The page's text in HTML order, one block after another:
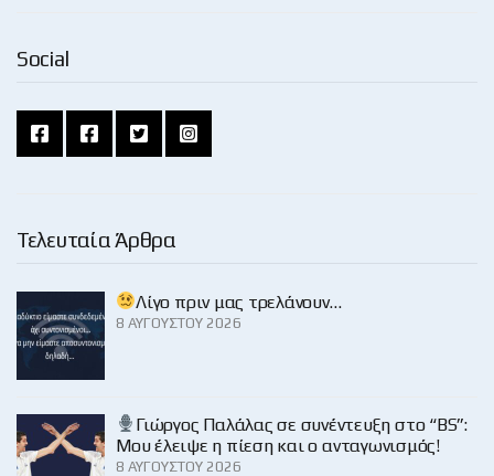
Social
Τελευταία Άρθρα
Λίγο πριν μας τρελάνουν…
8 ΑΥΓΟΎΣΤΟΥ 2026
Γιώργος Παλάλας σε συνέντευξη στο “BS”:
Μου έλειψε η πίεση και ο ανταγωνισμός!
8 ΑΥΓΟΎΣΤΟΥ 2026